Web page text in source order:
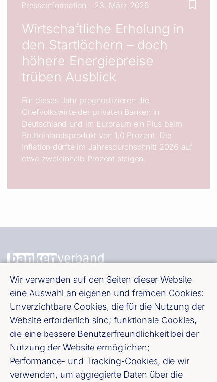
Presseinformation 23. März 2026
Wirtschaftliche Erholung in
den Startlöchern – doch
höhere Energiepreise
trüben Ausblick
Für dieses Jahr prognostizieren die
Chefvolkswirte der privaten Banken in
Deutschland und im Euroraum ein Plus beim
Bruttoinlandsprodukt von 1,0 Prozent. Die
Inflation dürfte im Jahresdurchschnitt 2026 auf
etwa zweieinhalb Prozent steigen.
Wir verwenden auf den Seiten dieser Website
eine Auswahl an eigenen und fremden Cookies:
Unverzichtbare Cookies, die für die Nutzung der
Website erforderlich sind; funktionale Cookies,
die eine bessere Benutzerfreundlichkeit bei der
Nutzung der Website ermöglichen;
Performance- und Tracking-Cookies, die wir
verwenden, um aggregierte Daten über die
Bundesverband deutscher Banken e. V.
Burgstraße 28, 10178 Berlin
Fußzeile (Bankenverband)
Impressum
LinkedIn